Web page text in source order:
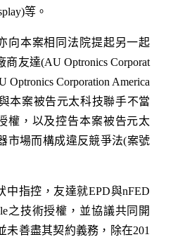
等。
向本案相同法院提起另一起
友達(AU Optronics Corporat
Corporation America
本案被告元太科技聯手不當
權，以及控告本案被告元太
市場而構成違反競爭法(案號
中指控，友達就EPD與nFED
之技術授權，並協議共同開
未善盡其契約義務，除在201